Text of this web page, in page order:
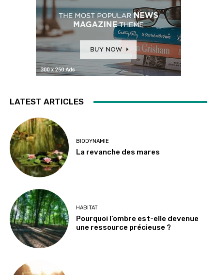
LATEST ARTICLES
BIODYNAMIE
La revanche des mares
HABITAT
Pourquoi l’ombre est-elle devenue
une ressource précieuse ?